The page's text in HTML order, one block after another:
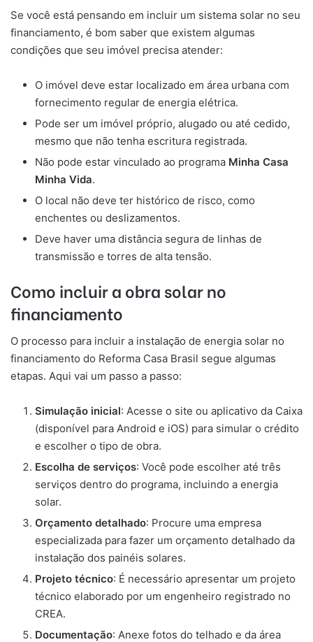
Se você está pensando em incluir um sistema solar no seu
financiamento, é bom saber que existem algumas
condições que seu imóvel precisa atender:
O imóvel deve estar localizado em área urbana com
fornecimento regular de energia elétrica.
Pode ser um imóvel próprio, alugado ou até cedido,
mesmo que não tenha escritura registrada.
Não pode estar vinculado ao programa Minha Casa
Minha Vida.
O local não deve ter histórico de risco, como
enchentes ou deslizamentos.
Deve haver uma distância segura de linhas de
transmissão e torres de alta tensão.
Como incluir a obra solar no
financiamento
O processo para incluir a instalação de energia solar no
financiamento do Reforma Casa Brasil segue algumas
etapas. Aqui vai um passo a passo:
Simulação inicial: Acesse o site ou aplicativo da Caixa
(disponível para Android e iOS) para simular o crédito
e escolher o tipo de obra.
Escolha de serviços: Você pode escolher até três
serviços dentro do programa, incluindo a energia
solar.
Orçamento detalhado: Procure uma empresa
especializada para fazer um orçamento detalhado da
instalação dos painéis solares.
Projeto técnico: É necessário apresentar um projeto
técnico elaborado por um engenheiro registrado no
CREA.
Documentação: Anexe fotos do telhado e da área